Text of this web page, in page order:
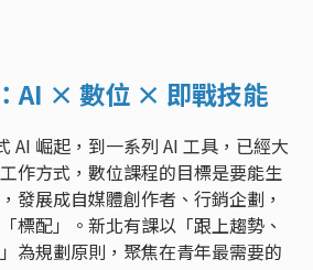
AI × 數位 × 即戰技能
AI 崛起，到一系列 AI 工具，已經大
作方式，數位課程的目標是要能生
發展成自媒體創作者、行銷企劃，
標配」。新北有課以「跟上趨勢、
為規劃原則，聚焦在青年最需要的